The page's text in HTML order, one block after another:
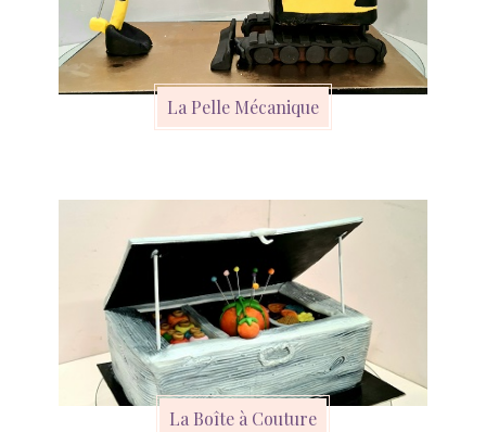
La Pelle Mécanique
La Boîte à Couture